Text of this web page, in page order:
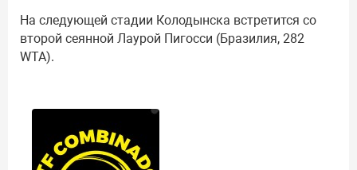
На следующей стадии Колодынска встретится со
второй сеянной Лаурой Пигосси (Бразилия, 282
WTA).